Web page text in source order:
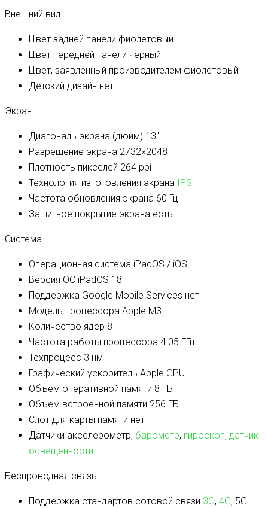
Внешний вид
Цвет задней панели фиолетовый
Цвет передней панели черный
Цвет, заявленный производителем фиолетовый
Детский дизайн нет
Экран
Диагональ экрана (дюйм) 13″
Разрешение экрана 2732×2048
Плотность пикселей 264 ppi
Технология изготовления экрана IPS
Частота обновления экрана 60 Гц
Защитное покрытие экрана есть
Система
Операционная система iPadOS / iOS
Версия ОС iPadOS 18
Поддержка Google Mobile Services нет
Модель процессора Apple M3
Количество ядер 8
Частота работы процессора 4.05 ГГц
Техпроцесс 3 нм
Графический ускоритель Apple GPU
Объем оперативной памяти 8 ГБ
Объем встроенной памяти 256 ГБ
Слот для карты памяти нет
Датчики акселерометр, барометр, гироскоп, датчик
освещенности
Беспроводная связь
Поддержка стандартов сотовой связи 3G, 4G, 5G